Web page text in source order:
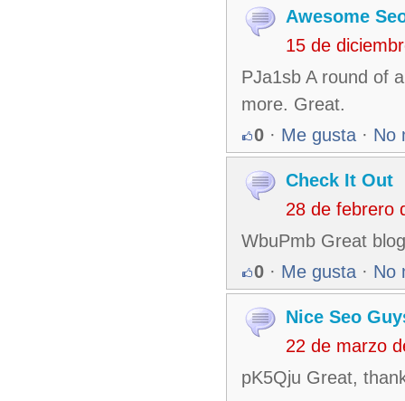
Awesome
15 de
PJa1sb A round of
more. Great.
0 · Me gusta · No
Check It Out
28 de febrero
WbuPmb Great
0 · Me gusta · No
Nice Seo
22 de marzo
pK5Qju Great,